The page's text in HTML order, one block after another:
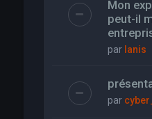
Mon
peut-il
par Ianis
par